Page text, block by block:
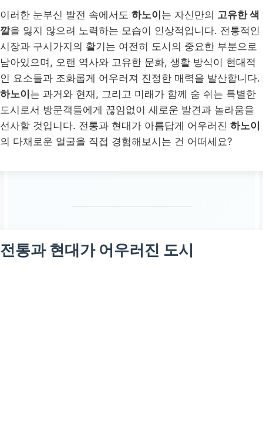
이러한 눈부신 발전 속에서도 하노이는 자신만의 고유한 색
깔을 잃지 않으려 노력하는 모습이 인상적입니다. 전통적인
시장과 구시가지의 활기는 여전히 도시의 중요한 부분으로
남아있으며, 오랜 역사와 고유한 문화, 생활 방식이 현대적
인 요소들과 조화롭게 어우러져 진정한 매력을 발산합니다.
하노이는 과거와 현재, 그리고 미래가 함께 숨 쉬는 특별한
도시로서 방문객들에게 끊임없이 새로운 발견과 놀라움을
선사할 것입니다. 전통과 현대가 아름답게 어우러진 하노이
의 다채로운 얼굴을 직접 경험해보시는 건 어떠세요?
전통과 현대가 어우러진 도시